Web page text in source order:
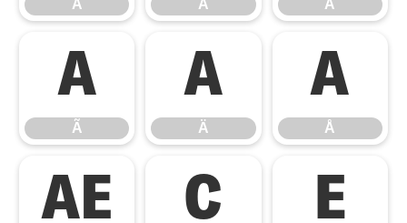
À Á Â
Ã
Ã
Ä
Ä
Å
Å
Æ Ç È